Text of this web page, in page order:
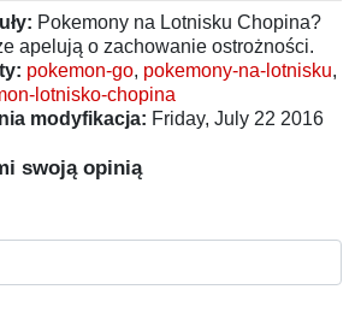
Pokemony na Lotnisku Chopina?
apelują o zachowanie ostrożności.
pokemon-go, pokemony-na-lotnisku,
lotnisko-chopina
modyfikacja: Friday, July 22 2016
swoją opinią